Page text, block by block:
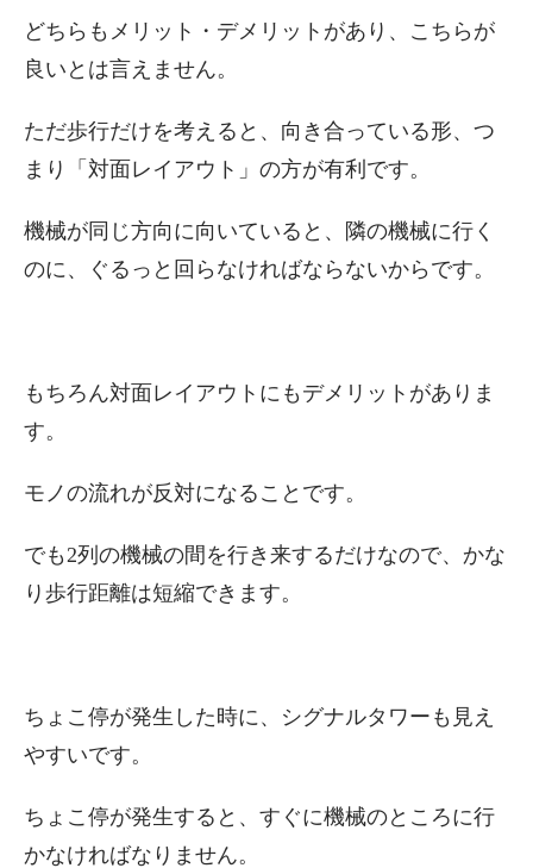
どちらもメリット・デメリットがあり、こちらが
良いとは言えません。
ただ歩行だけを考えると、向き合っている形、つ
まり「対面レイアウト」の方が有利です。
機械が同じ方向に向いていると、隣の機械に行く
のに、ぐるっと回らなければならないからです。
もちろん対面レイアウトにもデメリットがありま
す。
モノの流れが反対になることです。
でも2列の機械の間を行き来するだけなので、かな
り歩行距離は短縮できます。
ちょこ停が発生した時に、シグナルタワーも見え
やすいです。
ちょこ停が発生すると、すぐに機械のところに行
かなければなりません。